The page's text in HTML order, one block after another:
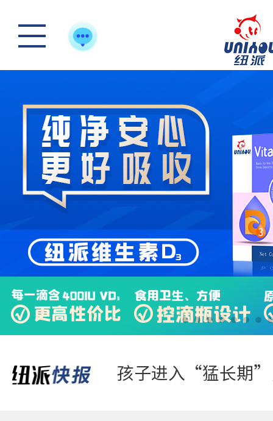
踏青游玩-好体质，
怎么样选一款合适
快来“静一静”，多